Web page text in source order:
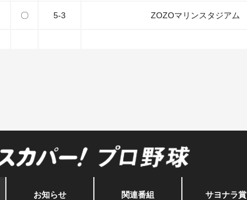
〇 5-3 ZOZOマリンスタジアム
お知らせ 関連番組 サヨナラ賞